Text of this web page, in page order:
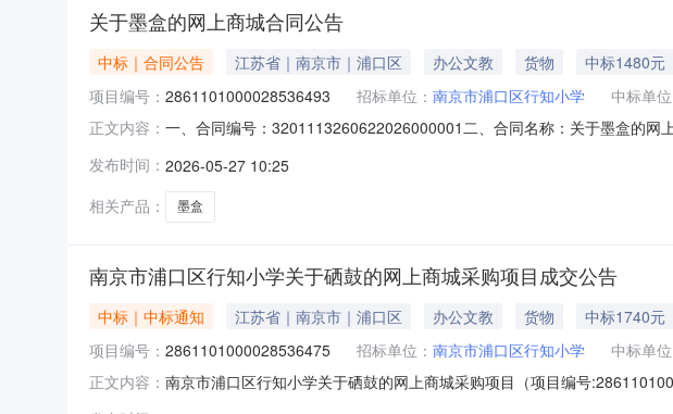
关于墨盒的网上商城合同公告
中标｜合同公告 江苏省｜南京市｜浦口区 办公文教 货物
中标1480元
项目编号： 2861101000028536493 招标单位： 南京市浦口区行知小学 中标单位
正文内容： 一、合同编号：3201113260622026000001二、合同名称：关于墨盒的
民路255号财智天地园2幢3层联系方式：18112961750六、合同主体信息
发布时间： 2026-05-27 10:25
相关产品：
墨盒
南京市浦口区行知小学关于硒鼓的网上商城采购项目成交公告
中标｜中标通知 江苏省｜南京市｜浦口区 办公文教 货物
中标1740元
项目编号： 2861101000028536475 招标单位： 南京市浦口区行知小学 中标单位
正文内容： 南京市浦口区行知小学关于硒鼓的网上商城采购项目（项目编号